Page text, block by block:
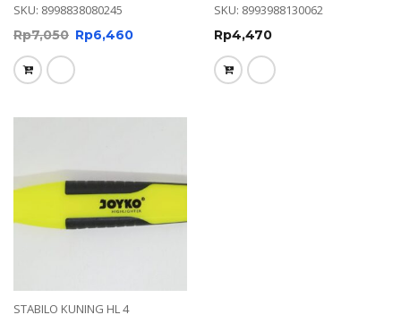
SKU: 8998838080245
Rp7,050 Rp6,460
SKU: 8993988130062
Rp4,470
STABILO KUNING HL 4